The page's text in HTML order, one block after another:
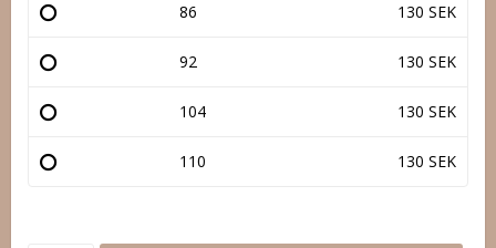
86 130 SEK
92 130 SEK
104 130 SEK
110 130 SEK